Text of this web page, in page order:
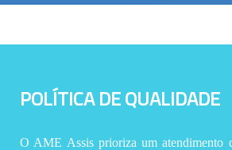
POLÍTICA DE QUALIDADE
O AME Assis prioriza um atendimento